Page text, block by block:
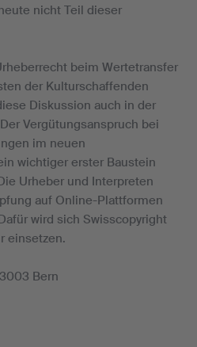
nicht Teil dieser
beim Wertetransfer
der Kulturschaffenden
Diskussion auch in der
Vergütungsanspruch bei
im neuen
wichtiger erster Baustein
Urheber und Interpreten
auf Online-Plattformen
wird sich Swisscopyright
einsetzen.
Bern